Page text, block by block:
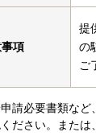
項
提
の
ご
請必要書類など
ださい。または